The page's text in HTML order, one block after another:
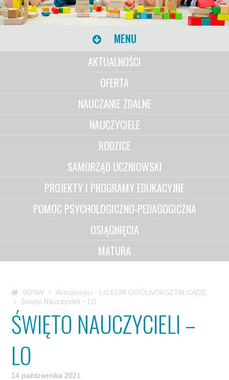
MENU
AKTUALNOŚCI
OFERTA
NAUCZANIE ZDALNE
NAUCZYCIELE
RODZICE
SAMORZĄD UCZNIOWSKI
PROJEKTY I PROGRAMY EDUKACYJNE
POMOC PSYCHOLOGICZNO-PEDAGOGICZNA
OSIĄGNIĘCIA
MATURA
SOSW
Aktualności - LICEUM OGÓLNOKSZTAŁCĄCE
Święto Nauczycieli – LO
ŚWIĘTO NAUCZYCIELI –
LO
14 października 2021